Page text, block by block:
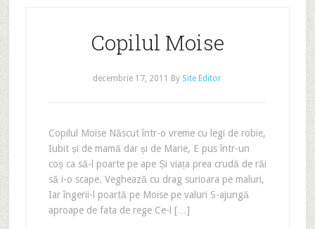
Copilul Moise
decembrie 17, 2011 By Site Editor
Copilul Moise Născut într-o vreme cu legi de robie,
Iubit și de mamă dar și de Marie, E pus într-un
coș ca să-l poarte pe ape Și viața prea crudă de răi
să i-o scape. Veghează cu drag surioara pe maluri,
Iar îngerii-l poartă pe Moise pe valuri S-ajungă
aproape de fata de rege Ce-l […]